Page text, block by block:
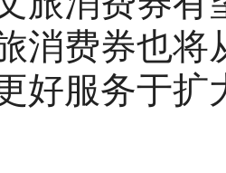
消费券也将
好服务于扩